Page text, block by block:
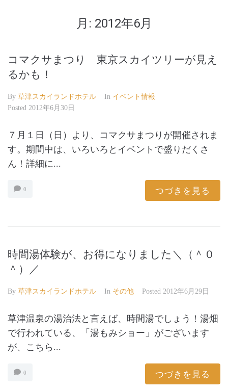
月: 2012年6月
コマクサまつり 東京スカイツリーが見え
るかも！
By 草津スカイランドホテル In イベント情報
Posted 2012年6月30日
７月１日（日）より、コマクサまつりが開催されま
す。期間中は、いろいろとイベントで盛りだくさ
ん！詳細に...
0 つづきを見る
時間湯体験が、お得になりました＼（＾０
＾）／
By 草津スカイランドホテル In その他 Posted 2012年6月29日
草津温泉の湯治法と言えば、時間湯でしょう！湯畑
で行われている、「湯もみショー」がございます
が、こちら...
0 つづきを見る